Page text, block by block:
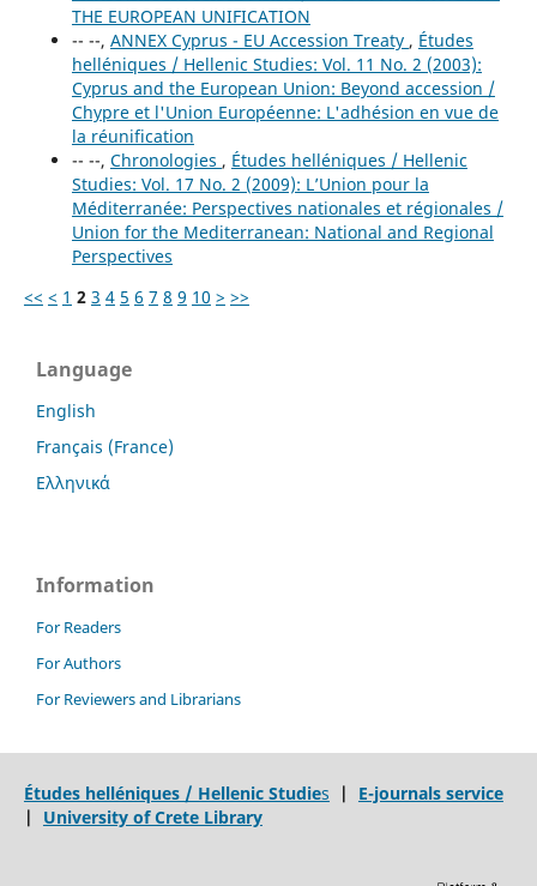
THE EUROPEAN UNIFICATION
-- --, ANNEX Cyprus - EU Accession Treaty , Études
helléniques / Hellenic Studies: Vol. 11 No. 2 (2003):
Cyprus and the European Union: Beyond accession /
Chypre et l'Union Européenne: L'adhésion en vue de
la réunification
-- --, Chronologies , Études helléniques / Hellenic
Studies: Vol. 17 No. 2 (2009): L’Union pour la
Méditerranée: Perspectives nationales et régionales /
Union for the Mediterranean: National and Regional
Perspectives
<< < 1 2 3 4 5 6 7 8 9 10 > >>
Language
English
Français (France)
Ελληνικά
Information
For Readers
For Authors
For Reviewers and Librarians
Études helléniques / Hellenic Studies | E-journals service
| University of Crete Library